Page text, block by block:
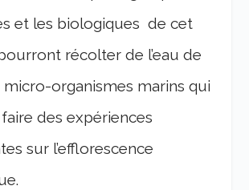
et les biologiques de cet
récolter de l’eau de
organismes marins qui
des expériences
sur l’efflorescence